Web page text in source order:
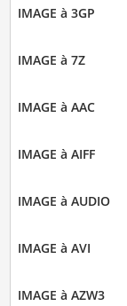
IMAGE à 3GP
IMAGE à 7Z
IMAGE à AAC
IMAGE à AIFF
IMAGE à AUDIO
IMAGE à AVI
IMAGE à AZW3